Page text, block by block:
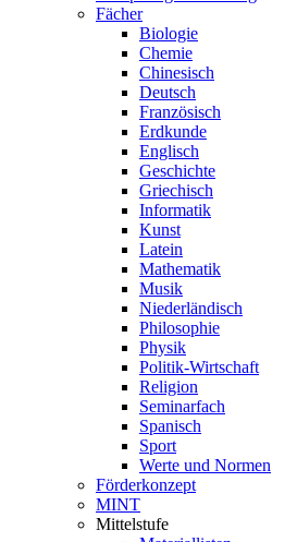
Fächer
Biologie
Chemie
Chinesisch
Deutsch
Französisch
Erdkunde
Englisch
Geschichte
Griechisch
Informatik
Kunst
Latein
Mathematik
Musik
Niederländisch
Philosophie
Physik
Politik-Wirtschaft
Religion
Seminarfach
Spanisch
Sport
Werte und Normen
Förderkonzept
MINT
Mittelstufe